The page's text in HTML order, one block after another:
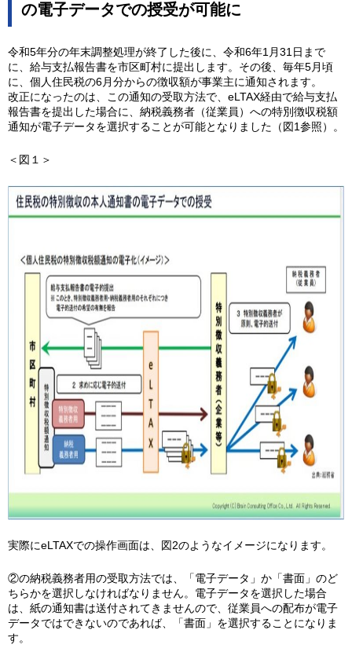
の電子データでの授受が可能に
令和5年分の年末調整処理が終了した後に、令和6年1月31日まで
に、給与支払報告書を市区町村に提出します。その後、毎年5月頃
に、個人住民税の6月分からの徴収額が事業主に通知されます。
改正になったのは、この通知の受取方法で、eLTAX経由で給与支払
報告書を提出した場合に、納税義務者（従業員）への特別徴収税額
通知が電子データを選択することが可能となりました（図1参照）。
＜図１＞
実際にeLTAXでの操作画面は、図2のようなイメージになります。
②の納税義務者用の受取方法では、「電子データ」か「書面」のど
ちらかを選択しなければなりません。電子データを選択した場合
は、紙の通知書は送付されてきませんので、従業員への配布が電子
データではできないのであれば、「書面」を選択することになりま
す。